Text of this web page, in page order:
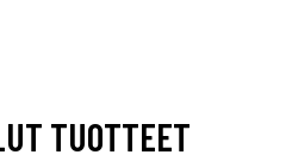
TUOTTEET